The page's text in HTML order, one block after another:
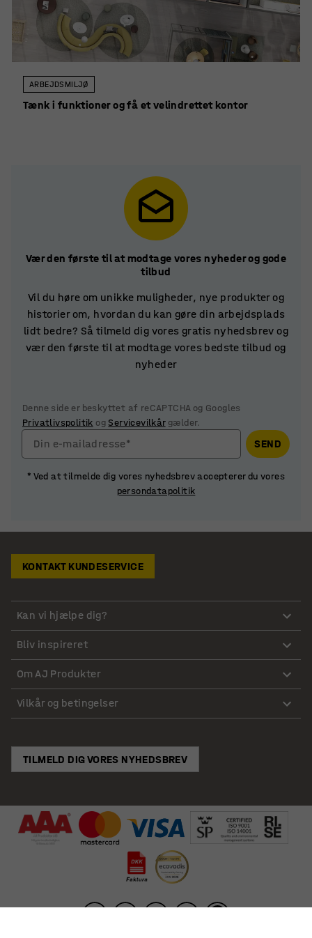
ARBEJDSMILJØ
Tænk i funktioner og få et velindrettet kontor
Vær den første til at modtage vores nyheder og gode
tilbud
Vil du høre om unikke muligheder, nye produkter og
historier om, hvordan du kan gøre din arbejdsplads
lidt bedre? Så tilmeld dig vores gratis nyhedsbrev og
vær den første til at modtage vores bedste tilbud og
nyheder
Denne side er beskyttet af reCAPTCHA og Googles
Privatlivspolitik og Servicevilkårgælder.
Din e-mailadresse* SEND
* Ved at tilmelde dig vores nyhedsbrev accepterer du vores
persondatapolitik
KONTAKT KUNDESERVICE
Kan vi hjælpe dig?
Bliv inspireret
Om AJ Produkter
Vilkår og betingelser
TILMELD DIG VORES NYHEDSBREV